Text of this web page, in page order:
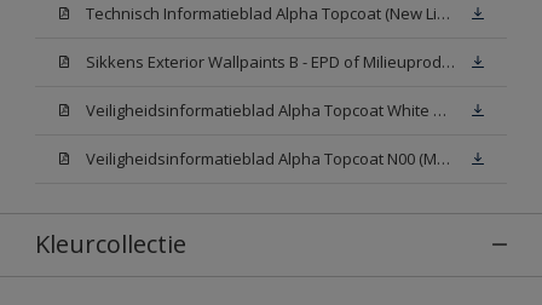
Technisch Informatieblad Alpha Topcoat (New Livery) (PDF)
Sikkens Exterior Wallpaints B - EPD of Milieuproductverklaring
Veiligheidsinformatieblad Alpha Topcoat White W05 (MSDS)
Veiligheidsinformatieblad Alpha Topcoat N00 (MSDS)
Kleurcollectie